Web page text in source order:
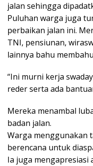
jalan sehingga
Puluhan warga juga
perbaikan jalan ini.
TNI, pensiunan,
lainnya bahu
“Ini murni kerja
reder serta ada
Mereka menambal
badan jalan.
Warga menggunakan
berencana untuk
Ia juga mengapresiasi